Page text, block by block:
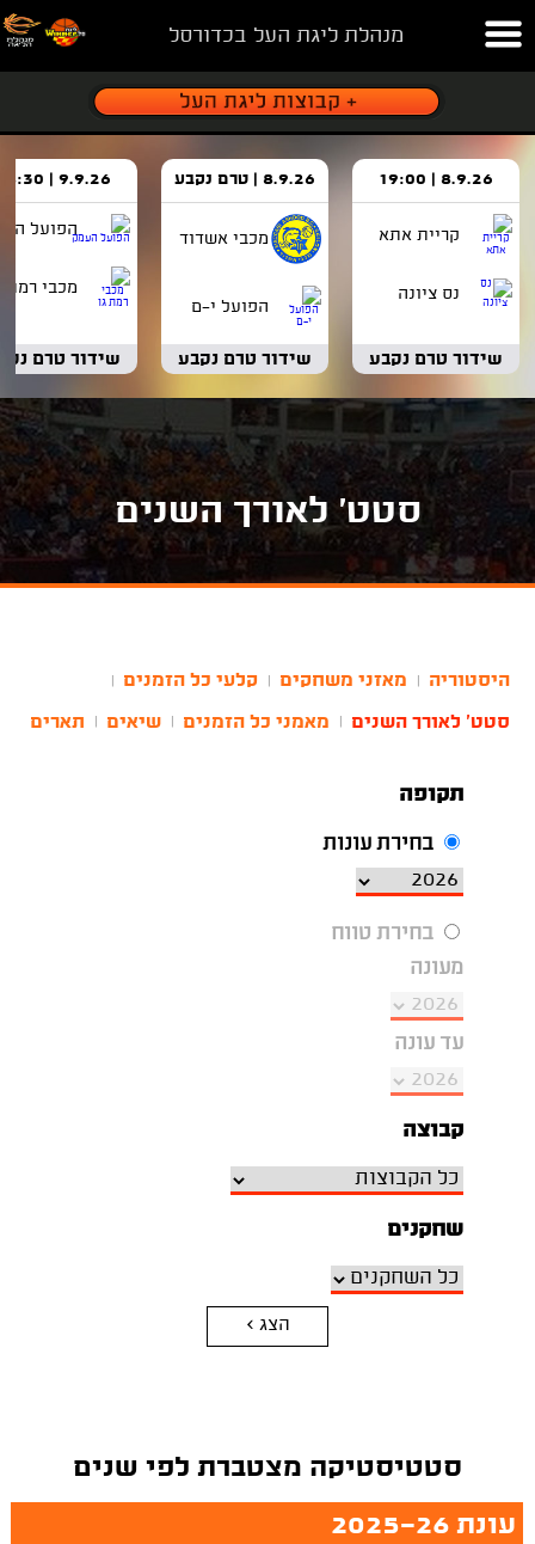
מנהלת ליגת העל בכדורסל
8.9.26 | 19:00
קריית אתא
נס ציונה
שידור טרם נקבע
8.9.26 | טרם נקבע
מכבי אשדוד
הפועל י-ם
שידור טרם נקבע
9.9.26 | 18:30
הפועל
מכבי רמת
שידור טרם
סטט' לאורך השנים
היסטוריה מאזני משחקים קלעי כל הזמנים
סטט' לאורך השנים מאמני כל הזמנים שיאים תארים
תקופה
בחירת עונות
בחירת טווח
מעונה
עד עונה
קבוצה
שחקנים
הצג >
סטטיסטיקה מצטברת לפי שנים
עונת 2025-26